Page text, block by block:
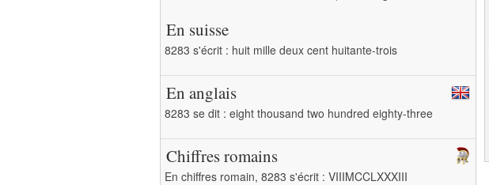
En suisse
8283 s'écrit : huit mille deux cent huitante-trois
En anglais
8283 se dit : eight thousand two hundred eighty-three
Chiffres romains
En chiffres romain, 8283 s'écrit : VIIIMCCLXXXIII